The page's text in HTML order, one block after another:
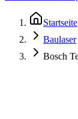
Startseite
Baulaser
Bosch